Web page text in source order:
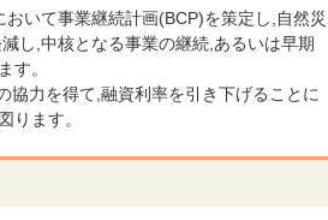
いて事業継続計画(BCP)を策定し,自然災
し,中核となる事業の継続,あるいは早期
す。
協力を得て,融資利率を引き下げることに
ります。